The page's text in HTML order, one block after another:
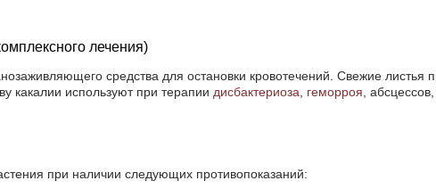
лечения)
средства для остановки кровотечений. Свежие листья
какалии используют при терапии дисбактериоза геморроя , абсцессов,
при наличии следующих противопоказаний: